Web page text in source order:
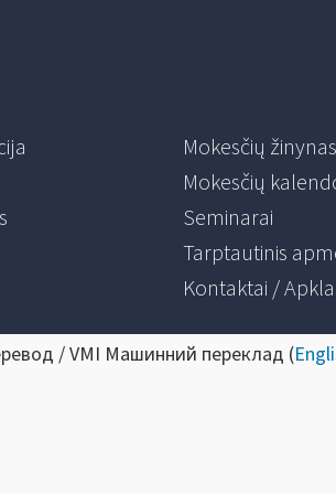
Mokesčių žinynas
Mokesčių
Seminarai
Tarptautinis
Kontaktai /
/ VMI Машинний переклад (